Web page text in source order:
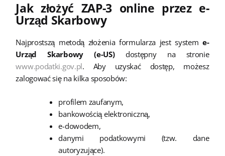
Jak złożyć ZAP-3 online przez e-
Urząd Skarbowy
Najprostszą metodą złożenia formularza jest systeme-
Urząd Skarbowy (e-US)dostępny na stronie
www.podatki.gov.pl. Aby uzyskać dostęp, możesz
zalogować się na kilka sposobów:
profilem zaufanym,
bankowością elektroniczną,
e-dowodem,
danymi podatkowymi (tzw. dane
autoryzujące).